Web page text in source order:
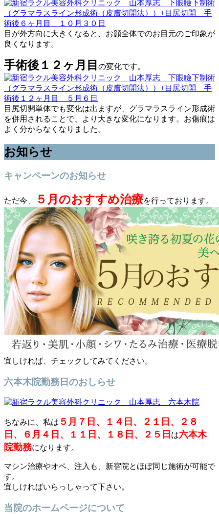
目が外方向に大きくなると、お顔全体でのお目元のご印象が
良くなります。
手術後１２ヶ月目 の変化です。
目尻切開単体でも変化は出ますが、グラマラスライン形成術
を併用されることで、より大きな変化になります。お傷痕は
よく分からなくなりました。
お知らせ
キャンペーンのお知らせ
ただ今、 ５月のおすすめ治療を行っております。
宜しければ、チェックしてみてください。
六本木院勤務日のおしらせ
ちなみに、私は ５月７日、１４日、２１日、２８
日、６月４日、１１日、１８日、２５日 は六本木
院勤務になります。
マシン治療やオペ、注入も、新宿院とほぼ同じ施術が可能で
す。
宜しければいらっしゃって下さい。
当院のホームページについて